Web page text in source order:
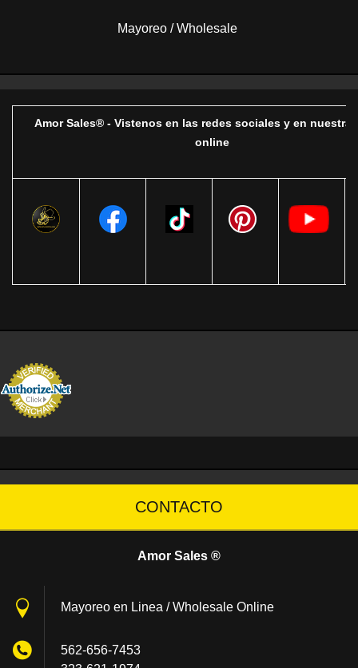
Mayoreo / Wholesale
Amor Sales® - Vistenos en las redes sociales y en nuestra
online
CONTACTO
Amor Sales ®
Mayoreo en Linea / Wholesale Online
562-656-7453